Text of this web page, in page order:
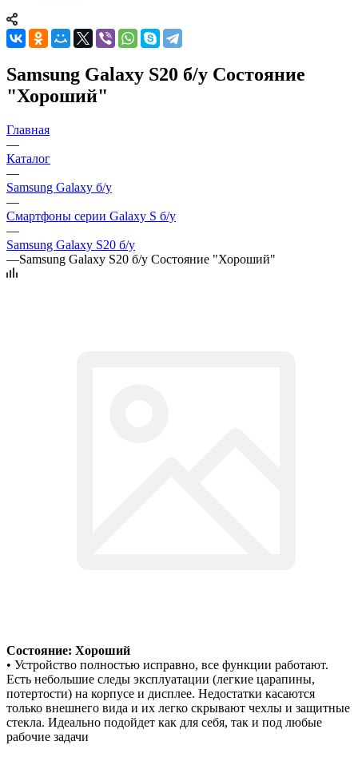
Samsung Galaxy S20 б/у Состояние
"Хороший"
Главная
—
Каталог
—
Samsung Galaxy б/у
—
Смартфоны серии Galaxy S б/у
—
Samsung Galaxy S20 б/у
—Samsung Galaxy S20 б/у Состояние "Хороший"
Состояние: Хороший
• Устройство полностью исправно, все функции работают.
Есть небольшие следы эксплуатации (легкие царапины,
потертости) на корпусе и дисплее. Недостатки касаются
только внешнего вида и их легко скрывают чехлы и защитные
стекла. Идеально подойдет как для себя, так и под любые
рабочие задачи